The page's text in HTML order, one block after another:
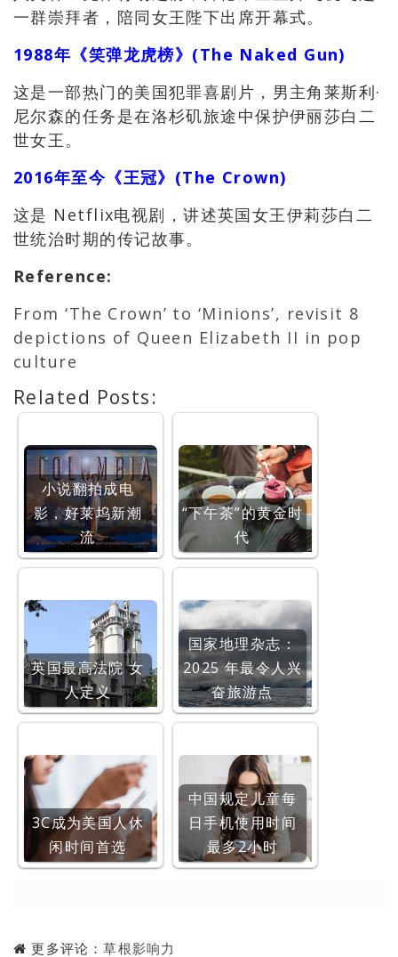
一群崇拜者，陪同女王陛下出席开幕式。
1988年《笑弹龙虎榜》(The Naked Gun)
这是一部热门的美国犯罪喜剧片，男主角莱斯利·
尼尔森的任务是在洛杉矶旅途中保护伊丽莎白二
世女王。
2016年至今《王冠》(The Crown)
这是 Netflix电视剧，讲述英国女王伊莉莎白二
世统治时期的传记故事。
Reference:
From ‘The Crown’ to ‘Minions’, revisit 8
depictions of Queen Elizabeth II in pop
culture
Related Posts:
小说翻拍成电
影，好莱坞新潮
流
“下午茶”的黄金时
代
英国最高法院 女
人定义
国家地理杂志：
2025 年最令人兴
奋旅游点
3C成为美国人休
闲时间首选
中国规定儿童每
日手机使用时间
最多2小时
更多评论：草根影响力